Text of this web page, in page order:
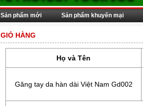
Sản phẩm mới Sản phẩm khuyến mại
GIỎ HÀNG
Họ và Tên
Găng tay da hàn dài Việt Nam Gd002